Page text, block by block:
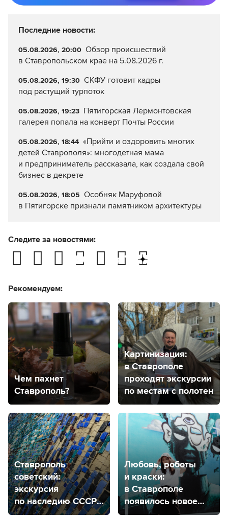
Последние новости:
05.08.2026, 20:00 Обзор происшествий
в Ставропольском крае на 5.08.2026 г.
05.08.2026, 19:30 СКФУ готовит кадры
под растущий турпоток
05.08.2026, 19:23 Пятигорская Лермонтовская
галерея попала на конверт Почты России
05.08.2026, 18:44 «Прийти и оздоровить многих
детей Ставрополя»: многодетная мама
и предприниматель рассказала, как создала свой
бизнес в декрете
05.08.2026, 18:05 Особняк Маруфовой
в Пятигорске признали памятником архитектуры
Следите за новостями:
Рекомендуем:
Чем пахнет
Ставрополь?
Картинизация:
в Ставрополе
проходят экскурсии
по местам с полотен
Ставрополь
советский:
экскурсия
по наследию СССР
на фасадах и стенах
Любовь, роботы
и краски:
в Ставрополе
появилось новое
место притяжения